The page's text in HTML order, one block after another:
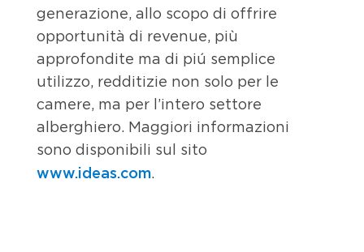
generazione, allo scopo di offrire
opportunità di revenue, più
approfondite ma di piú semplice
utilizzo, redditizie non solo per le
camere, ma per l’intero settore
alberghiero. Maggiori informazioni
sono disponibili sul sito
www.ideas.com.